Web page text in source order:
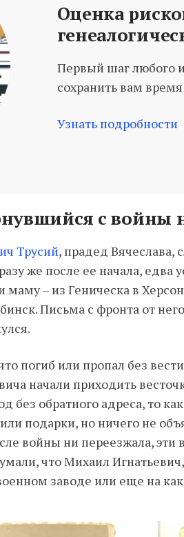
Оценка
Первый шаг любого
сохранить вам
Узнать подробности
с войны
Трусий, прадед Вячеслава,
же после ее начала, едва
– из Геническа в
Письма с фронта от
погиб или пропал без
начали приходить
без обратного адреса, то
подарки, но ничего не
войны ни переезжала, эти
что Михаил
заводе или еще на